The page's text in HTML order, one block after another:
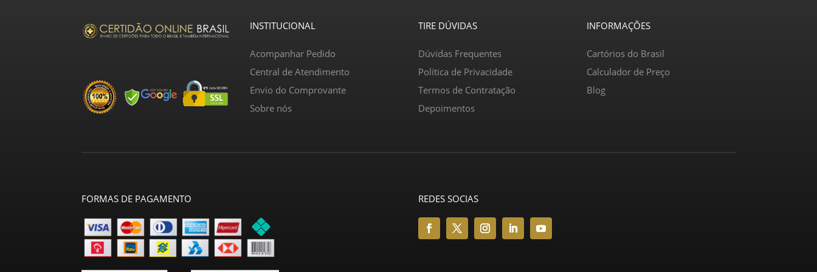
INSTITUCIONAL
Acompanhar Pedido
Central de Atendimento
Envio do Comprovante
Sobre nós
TIRE DÚVIDAS
Dúvidas Frequentes
Política de Privacidade
Termos de Contratação
Depoimentos
INFORMAÇÕES
Cartórios do Brasil
Calculador de Preço
Blog
FORMAS DE PAGAMENTO REDES SOCIAS